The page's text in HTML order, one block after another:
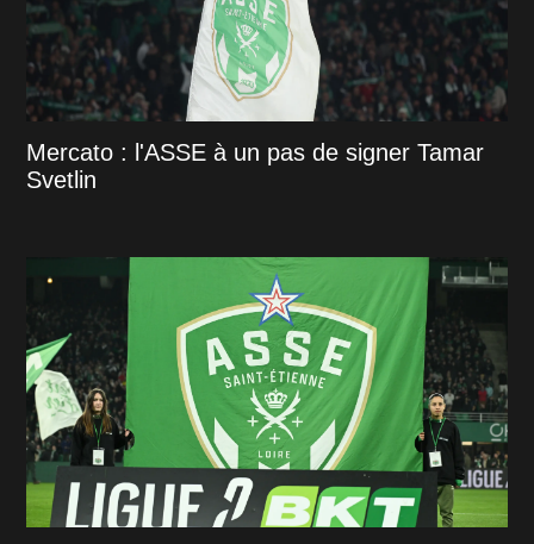
Mercato : l'ASSE à un pas de signer Tamar
Svetlin